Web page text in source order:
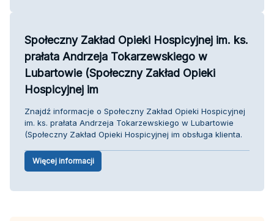
Społeczny Zakład Opieki Hospicyjnej im. ks.
prałata Andrzeja Tokarzewskiego w
Lubartowie (Społeczny Zakład Opieki
Hospicyjnej im
Znajdź informacje o Społeczny Zakład Opieki Hospicyjnej
im. ks. prałata Andrzeja Tokarzewskiego w Lubartowie
(Społeczny Zakład Opieki Hospicyjnej im obsługa klienta.
Więcej informacji